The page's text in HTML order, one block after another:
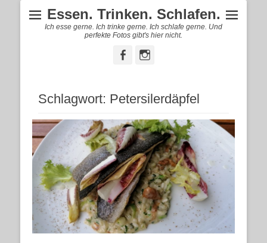
Essen. Trinken. Schlafen.
Ich esse gerne. Ich trinke gerne. Ich schlafe gerne. Und
perfekte Fotos gibt's hier nicht.
FacebookInstagram
Schlagwort: Petersilerdäpfel